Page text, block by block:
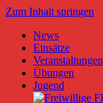
Zum Inhalt springen
News
Einsätze
Veranstaltungen
Übungen
Jugend